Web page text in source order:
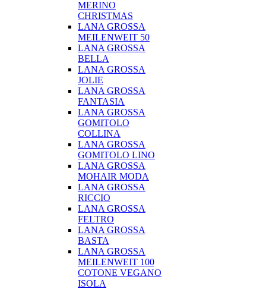
MERINO
CHRISTMAS
LANA GROSSA
MEILENWEIT 50
LANA GROSSA
BELLA
LANA GROSSA
JOLIE
LANA GROSSA
FANTASIA
LANA GROSSA
GOMITOLO
COLLINA
LANA GROSSA
GOMITOLO LINO
LANA GROSSA
MOHAIR MODA
LANA GROSSA
RICCIO
LANA GROSSA
FELTRO
LANA GROSSA
BASTA
LANA GROSSA
MEILENWEIT 100
COTONE VEGANO
ISOLA